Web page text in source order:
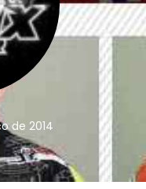
de 2014